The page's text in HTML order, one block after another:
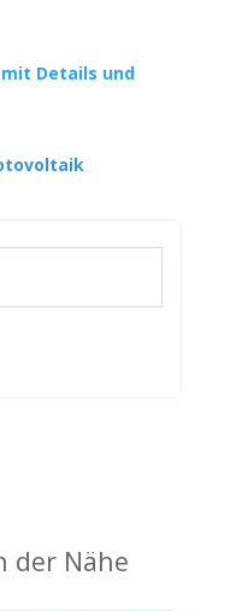
Details und
der Nähe